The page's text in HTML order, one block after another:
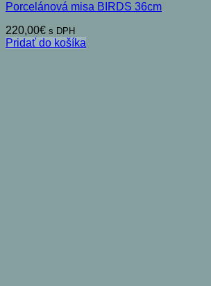
Porcelánová misa BIRDS 36cm
220,00€ s DPH
Pridať do košíka